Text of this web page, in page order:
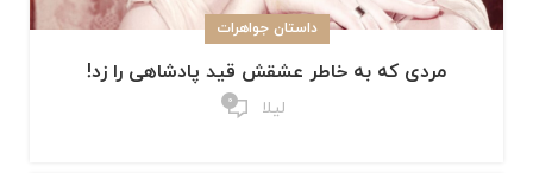
داستان جواهرات
مردی که به خاطر عشقش قید پادشاهی را زد!
لیلا 0